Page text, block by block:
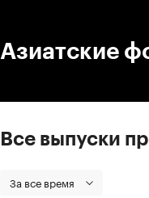
Азиатские
Все выпуски
За все время